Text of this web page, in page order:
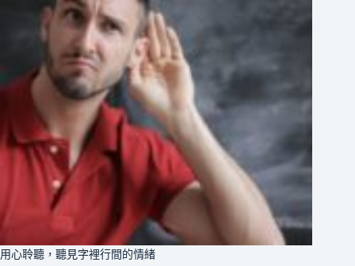
用心聆聽，聽見字裡行間的情緒